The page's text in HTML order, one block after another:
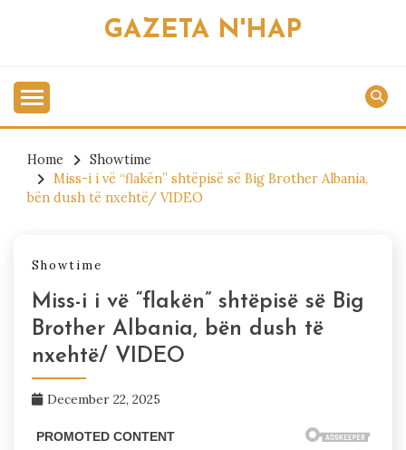
GAZETA N'HAP
Home
Showtime
Miss-i i vë “flakën” shtëpisë së Big Brother Albania,
bën dush të nxehtë/ VIDEO
Showtime
Miss-i i vë “flakën” shtëpisë së Big
Brother Albania, bën dush të
nxehtë/ VIDEO
December 22, 2025